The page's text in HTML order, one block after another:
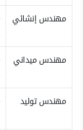
مهندس إنشائي
مهندس ميداني
مهندس توليد